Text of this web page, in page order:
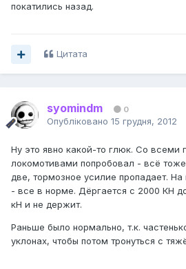
покатились назад.
Цитата
syomindm 0
Опубліковано 15 грудня, 2012
Ну это явно какой-то глюк. Со всеми
локомотивами попробовал - всё
две, тормозное усилие пропадает.
- все в норме. Дёргается с 2000 КН
кН и не держит.
Раньше было нормально, т.к.
уклонах, чтобы потом тронуться с